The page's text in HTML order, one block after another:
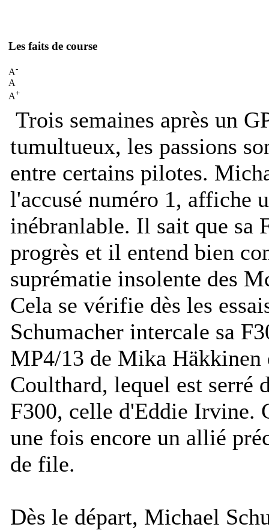
Les faits de course
A-
A
A+
Trois semaines après un
tumultueux, les passions
entre certains pilotes.
l'accusé numéro 1, affiche
inébranlable. Il sait que sa
progrès et il entend bien
suprématie insolente des
Cela se vérifie dès les
Schumacher intercale sa
MP4/13 de Mika Häkkinen
Coulthard, lequel est serré
F300, celle d'Eddie Irvine.
une fois encore un allié
de file.
Dès le départ, Michael